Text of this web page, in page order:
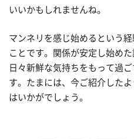
いいかもしれませんね。
マンネリを感じ始めるという
ことです。関係が安定し始め
日々新鮮な気持ちをもって過
す。たまには、今ご紹介した
はいかがでしょう。